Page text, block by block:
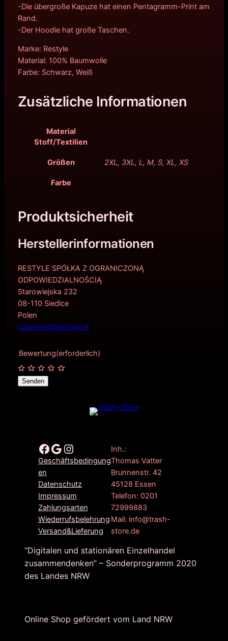
-Die übergroße Kapuze hat einen Pentagramm-Print am
Rand.
-Der Hoodie hat große Taschen.
Marke: Restyle
Material: 100% Baumwolle
Farbe: Schwarz, Weiß
Zusätzliche Informationen
Material
Stoff/Textilien
Größen 2XL, 3XL, L, M, S, XL, XS
Farbe
Produktsicherheit
Herstellerinformationen
RESTYLE SPÓŁKA Z OGRANICZONĄ
ODPOWIEDZIALNOŚCIĄ
Starowiejska 232
08-110 Siedlce
Polen
customer@restyle.pl
Bewertung(erforderlich)
Senden
Facebook Google Instagram
Geschäftsbedingung
en
Datenschutz
Impressum
Zahlungsarten
Wiederrufsbelehrung
Versand&Lieferung
Inh.:
Thomas Vatter
Brunnenstr. 42
45128 Essen
Telefon: 0201
72999883
Mail: info@trash-
store.de
“Digitalen und stationären Einzelhandel
zusammendenken” – Sonderprogramm 2020
des Landes NRW
Online Shop gefördert vom Land NRW